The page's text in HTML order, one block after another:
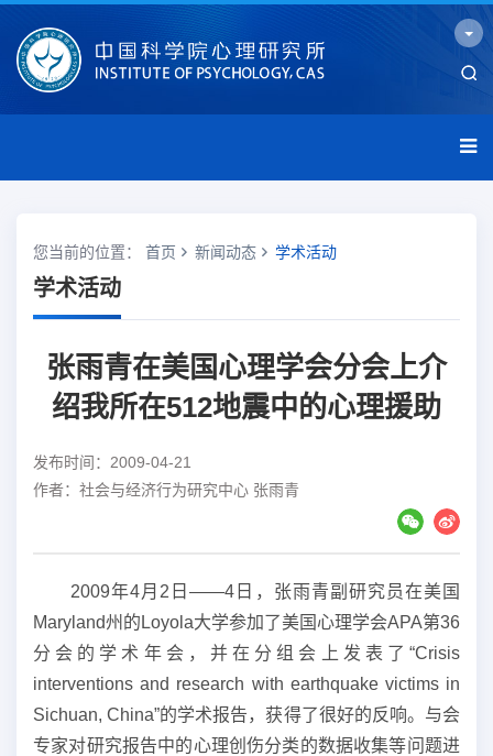
您当前的位置： 首页 新闻动态 学术活动
学术活动
张雨青在美国心理学会分会上介
绍我所在512地震中的心理援助
发布时间：2009-04-21
作者：社会与经济行为研究中心 张雨青
2009年4月2日——4日，张雨青副研究员在美国
Maryland州的Loyola大学参加了美国心理学会APA第36
分会的学术年会，并在分组会上发表了“Crisis
interventions and research with earthquake victims in
Sichuan, China”的学术报告，获得了很好的反响。与会
专家对研究报告中的心理创伤分类的数据收集等问题进